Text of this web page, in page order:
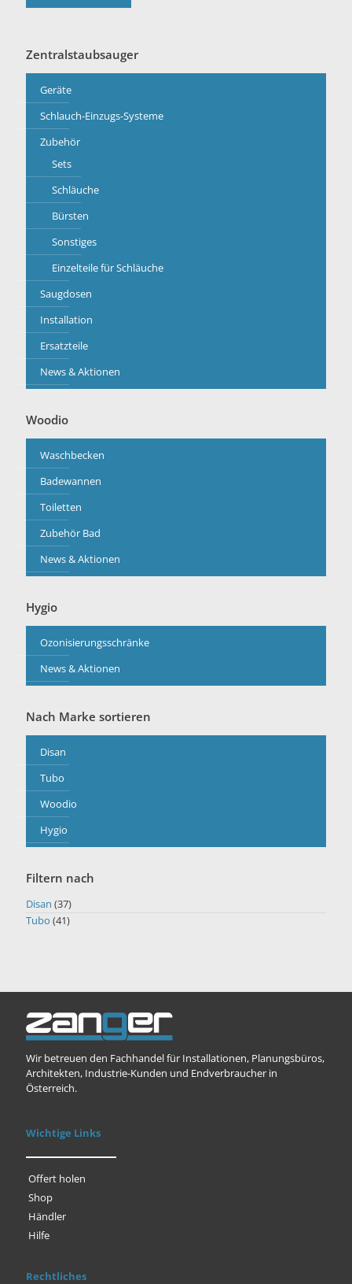
Zentralstaubsauger
Geräte
Schlauch-Einzugs-Systeme
Zubehör
Sets
Schläuche
Bürsten
Sonstiges
Einzelteile für Schläuche
Saugdosen
Installation
Ersatzteile
News & Aktionen
Woodio
Waschbecken
Badewannen
Toiletten
Zubehör Bad
News & Aktionen
Hygio
Ozonisierungsschränke
News & Aktionen
Nach Marke sortieren
Disan
Tubo
Woodio
Hygio
Filtern nach
Disan (37)
Tubo (41)
Wir betreuen den Fachhandel für Installationen, Planungsbüros,
Architekten, Industrie-Kunden und Endverbraucher in
Österreich.
Wichtige Links
Offert holen
Shop
Händler
Hilfe
Rechtliches